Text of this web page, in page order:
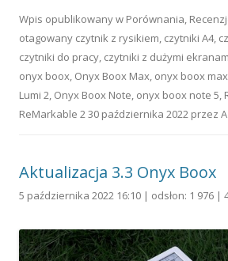
Wpis opublikowany w Porównania,
otagowany czytnik z rysikiem, czytniki A4,
czytniki do pracy, czytniki z dużymi
onyx boox, Onyx Boox Max, onyx boox
Lumi 2, Onyx Boox Note, onyx boox note 5,
ReMarkable 230 października 2022 przez
Aktualizacja 3.3 Onyx Boox
5 października 2022 16:10 | odsłon: 1 976 |